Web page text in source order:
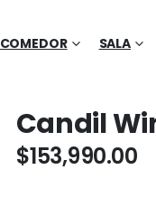
COMEDOR SALA
Candil
$153,990.00